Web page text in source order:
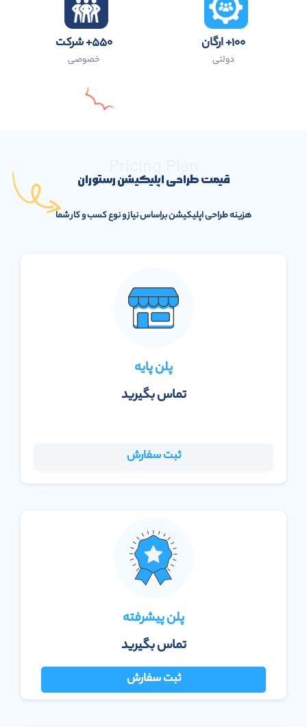
۱۰۰+ ارگان
دولتی
۵۵۰+ شرکت
خصوصی
قیمت طراحی اپلیکیشن رستوران
هزینه طراحی اپلیکیشن براساس نیاز و نوع کسب و کار شما
پلن پایه
تماس بگیرید
ثبت سفارش
پلن پیشرفته
تماس بگیرید
ثبت سفارش